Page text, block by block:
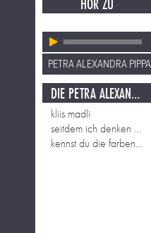
PETRA ALEXANDRA PIPPAN
DIE PETRA ALEXANDRA PIPPAN SCHAU
kliis madli
seitdem ich denken kann
kennst du die farben deines herzens